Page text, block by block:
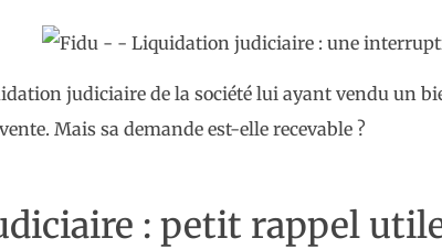
judiciaire de la société lui ayant vendu un
Mais sa demande est-elle recevable ?
: petit rappel